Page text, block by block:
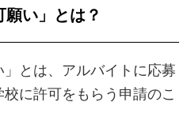
願い」とは？
」とは、アルバイトに応募
に許可をもらう申請のこ